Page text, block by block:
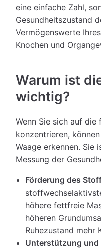
eine einfache Zahl,
Gesundheitszustand
Vermögenswerte
Knochen und
Warum ist
wichtig?
Wenn Sie sich auf die
konzentrieren,
Waage erkennen. Sie
Messung der
Förderung des
höhere fettfreie
höheren
Ruhezustand mehr
Unterstützung und